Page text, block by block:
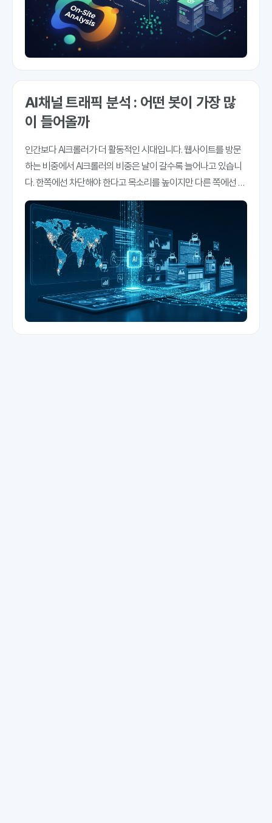
AI채널 트래픽 분석 : 어떤 봇이 가장 많
이 들어올까
인간보다 AI크롤러가 더 활동적인 시대입니다. 웹사이트를 방문
하는 비중에서 AI크롤러의 비중은 날이 갈수록 늘어나고 있습니
다. 한쪽에선 차단해야 한다고 목소리를 높이지만 다른 쪽에선 이
들의 방문을 유도하기 위해 애쓰고 있습니다. 그래야 가시성이나
인용률이 높아지기 때문입니다. 블루닷에이아이는 'AI채널'을 강
조하고 있습니다. AI채널은 AI검색 내에서 브랜드의